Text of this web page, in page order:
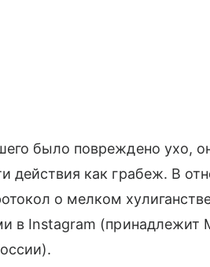
было повреждено ухо,
действия как грабеж. В
о мелком
в Instagram (принадлежит